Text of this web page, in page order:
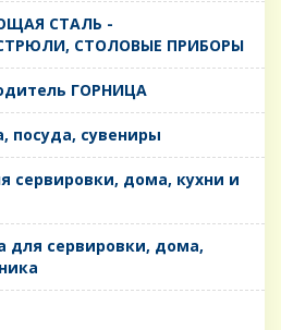
СТАЛЬ -
СТОЛОВЫЕ ПРИБОРЫ
ГОРНИЦА
посуда, сувениры
сервировки, дома, кухни и
для сервировки, дома,